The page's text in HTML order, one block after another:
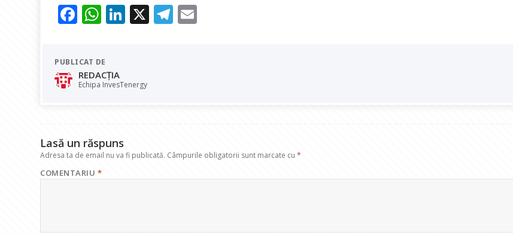
F
e
b
o
W
at
s
A
Li
dI
X T
PUBLICAT DE
REDACȚIA
Echipa InvesTenergy
Lasă un răspuns
Adresa ta de email nu va fi publicată. Câmpurile obligatorii sunt marcate cu*
COMENTARIU *